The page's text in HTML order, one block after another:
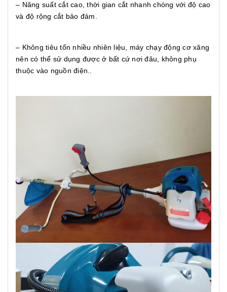
– Năng suất cắt cao, thời gian cắt nhanh chóng với độ cao
và độ rộng cắt bảo đảm.
– Không tiêu tốn nhiều nhiên liệu, máy chạy động cơ xăng
nên có thể sử dụng được ở bất cứ nơi đâu, không phụ
thuộc vào nguồn điện..